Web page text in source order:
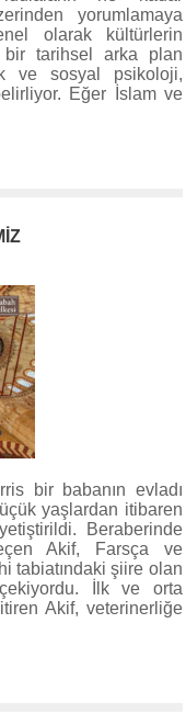
yorumlamaya
olarak kültürlerin
bir tarihsel arka plan
ve sosyal psikoloji,
Eğer İslam ve
bir babanın evladı
yaşlardan itibaren
Beraberinde
Akif, Farsça ve
tabiatındaki şiire olan
İlk ve orta
Akif, veterinerliğe